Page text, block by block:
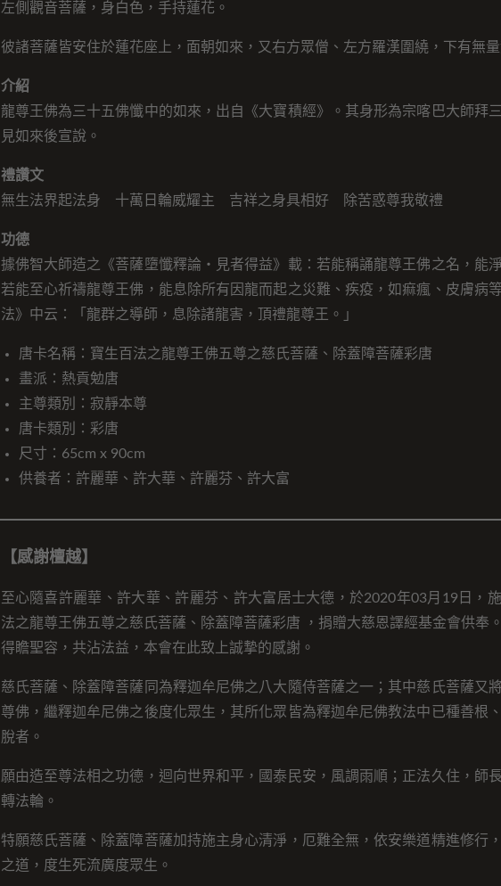
左側觀音菩薩，身白色，手持蓮花。
彼諸菩薩皆安住於蓮花座上，面朝如來，又右方眾僧、左方羅漢圍繞，下有無量
介紹
龍尊王佛為三十五佛懺中的如來，出自《大寶積經》。其身形為宗喀巴大師拜
見如來後宣說。
禮讚文
無生法界起法身 十萬日輪威耀主 吉祥之身具相好 除苦惑尊我敬禮
功德
據佛智大師造之《菩薩墮懺釋論・見者得益》載：若能稱誦龍尊王佛之名，能
若能至心祈禱龍尊王佛，能息除所有因龍而起之災難、疾疫，如痲瘋、皮膚病
法》中云：「龍群之導師，息除諸龍害，頂禮龍尊王。」
唐卡名稱：寶生百法之龍尊王佛五尊之慈氏菩薩、除蓋障菩薩彩唐
畫派：熱貢勉唐
主尊類別：寂靜本尊
唐卡類別：彩唐
尺寸：65cm x 90cm
供養者：許麗華、許大華、許麗芬、許大富
【感謝檀越】
至心隨喜許麗華、許大華、許麗芬、許大富居士大德，於2020年03月19日，
法之龍尊王佛五尊之慈氏菩薩、除蓋障菩薩彩唐 ，捐贈大慈恩譯經基金會供奉
得瞻聖容，共沾法益，本會在此致上誠摯的感謝。
慈氏菩薩、除蓋障菩薩同為釋迦牟尼佛之八大隨侍菩薩之一；其中慈氏菩薩又
尊佛，繼釋迦牟尼佛之後度化眾生，其所化眾皆為釋迦牟尼佛教法中已種善根
脫者。
願由造至尊法相之功德，迴向世界和平，國泰民安，風調雨順；正法久住，師
轉法輪。
特願慈氏菩薩、除蓋障菩薩加持施主身心清淨，厄難全無，依安樂道精進修行
之道，度生死流廣度眾生。